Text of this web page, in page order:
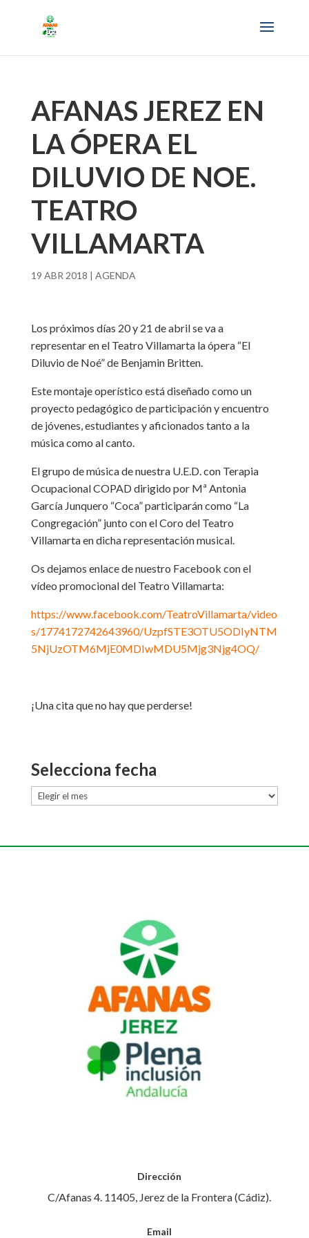
AFANAS JEREZ EN
LA ÓPERA EL
DILUVIO DE NOE.
TEATRO
VILLAMARTA
19 ABR 2018 | AGENDA
Los próximos días 20 y 21 de abril se va a
representar en el Teatro Villamarta la ópera “El
Diluvio de Noé” de Benjamin Britten.
Este montaje operístico está diseñado como un
proyecto pedagógico de participación y encuentro
de jóvenes, estudiantes y aficionados tanto a la
música como al canto.
El grupo de música de nuestra U.E.D. con Terapia
Ocupacional COPAD dirigido por Mª Antonia
García Junquero “Coca” participarán como “La
Congregación” junto con el Coro del Teatro
Villamarta en dicha representación musical.
Os dejamos enlace de nuestro Facebook con el
vídeo promocional del Teatro Villamarta:
https://www.facebook.com/TeatroVillamarta/video
s/1774172742643960/UzpfSTE3OTU5ODIyNTM
5NjUzOTM6MjE0MDIwMDU5Mjg3Njg4OQ/
¡Una cita que no hay que perderse!
Selecciona fecha
Selecciona
Dirección
C/Afanas 4. 11405, Jerez de la Frontera (Cádiz).
Email